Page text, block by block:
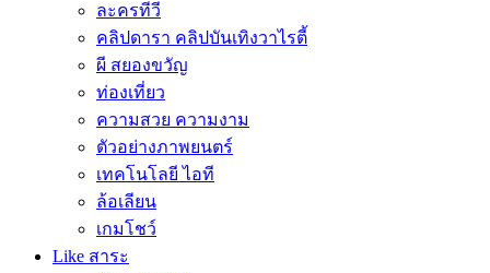
ละครทีวี
คลิปดารา คลิปบันเทิงวาไรตี้
ผี สยองขวัญ
ท่องเที่ยว
ความสวย ความงาม
ตัวอย่างภาพยนตร์
เทคโนโลยี ไอที
ล้อเลียน
เกมโชว์
Like สาระ